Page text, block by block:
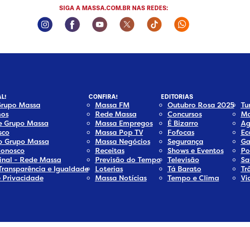
SIGA A MASSA.COM.BR NAS REDES:
Instagram Social Media
Facebook Social Media
Youtube Social Media
Twitter Social Media
Tiktok Social Media
Whatsapp Social
Massa
Grupo Massa
Grupo Massa
- Rede Massa
e Igualdade
Privacidade
CONFIRA!
Massa FM
Rede Massa
Massa Empregos
Massa Pop TV
Massa Negócios
Receitas
Previsão do Tempo
Loterias
Massa Notícias
EDITORIAS
Outubro Rosa 2025
Concursos
É Bizarro
Fofocas
Segurança
Shows e Eventos
Televisão
Tá Barato
Tempo e Clima